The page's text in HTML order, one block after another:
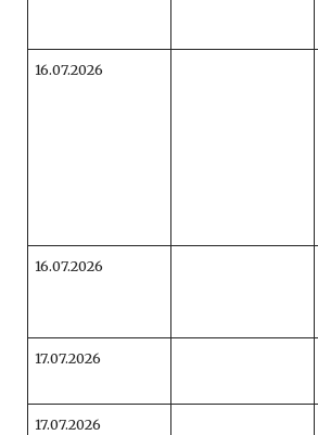
16.07.2026
16.07.2026
17.07.2026
17.07.2026